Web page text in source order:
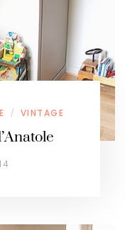
/ VINTAGE